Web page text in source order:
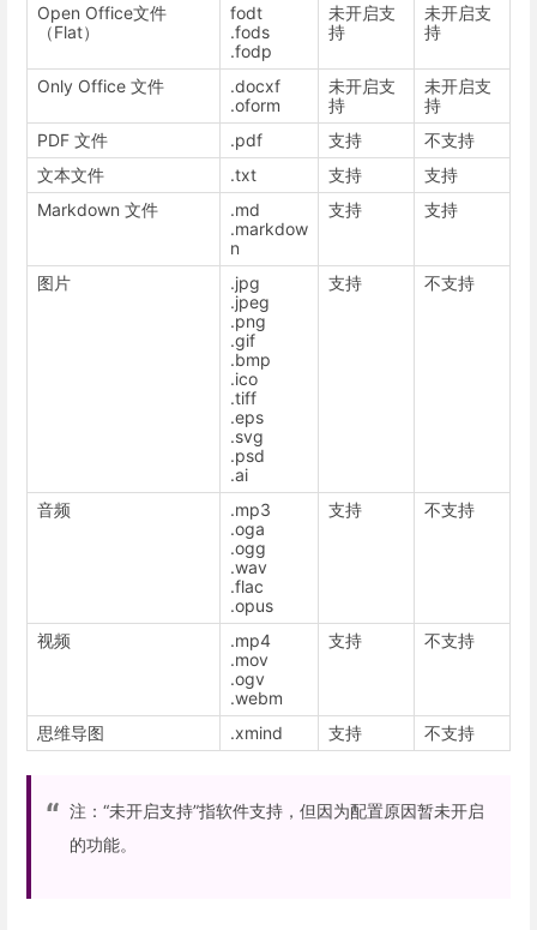
Open Office文件
（Flat）
fodt
.fods
.fodp
未开启支
持
未开启支
持
Only Office 文件
.docxf
.oform
未开启支
持
未开启支
持
PDF 文件
.pdf 支持
不支持
文本文件
.txt 支持
支持
Markdown 文件
.md
.markdow
n
支持 支持
图片
.jpg
.jpeg
.png
.gif
.bmp
.ico
.tiff
.eps
.svg
.psd
.ai
支持 不支持
音频
.mp3
.oga
.ogg
.wav
.flac
.opus
支持 不支持
视频
.mp4
.mov
.ogv
.webm
支持 不支持
思维导图 .xmind 支持 不支持
注：“未开启支持”指软件支持，但因为配置原因暂未开启
的功能。